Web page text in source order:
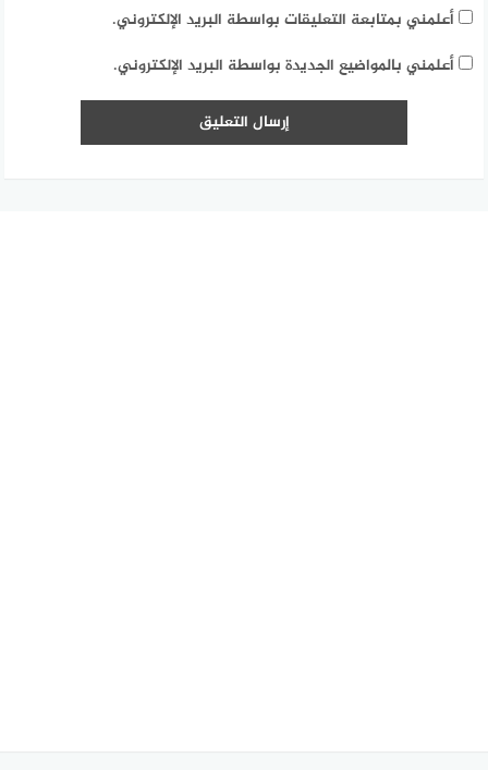
أعلمني بمتابعة التعليقات بواسطة البريد الإلكتروني.
أعلمني بالمواضيع الجديدة بواسطة البريد الإلكتروني.